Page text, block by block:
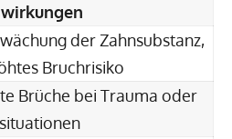
der Zahnsubstanz,
Bruchrisiko
Brüche bei Trauma oder